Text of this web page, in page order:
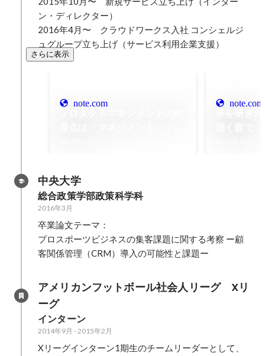
ン・ディレクター）
2016年4月〜　クラウドワークス入社 コンシェルジ
ュグループ立ち上げ（サービス利用企業支援）
さらに表示
note.com note.com
中央大学
総合政策学部政策科学科
2016年3月
卒業論文テーマ：
プロスポーツビジネスの集客課題に関する考察 ー顧
客関係管理（CRM）導入の可能性と課題ー
アメリカンフットボール社会人リーグ　Xリ
ーグ
インターン
2014年9月 -2015年2月
Xリーグインターン1期生のチームリーダーとして、